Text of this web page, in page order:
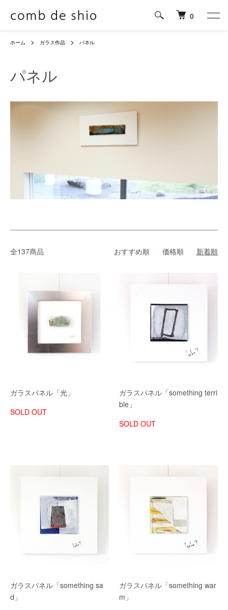
0
ホーム ガラス作品 パネル
パネル
全137商品 おすすめ順 価格順 新着順
ガラスパネル「光」
SOLD OUT
ガラスパネル「something terri
ble」
SOLD OUT
ガラスパネル「something sa
d」
ガラスパネル「something war
m」